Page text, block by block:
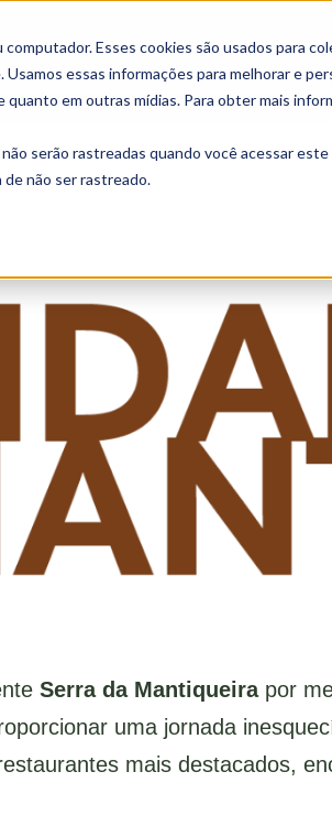
Esses cookies são usados para
essas informações para melhorar e
em outras mídias. Para obter mais
serão rastreadas quando você acessar
não ser rastreado.
20% OFF
Serra da Mantiqueirapor
uma jornada
mais destacados,